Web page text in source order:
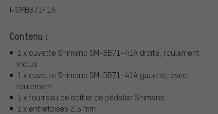
I-SMBB7141A
Contenu :
1 x cuvette Shimano SM-BB71-41A droite, roulement
inclus
1 x cuvette Shimano SM-BB71-41A gauche, avec
roulement
1 x fourreau de boîtier de pédalier Shimano
1 x entretoises 2,5 mm